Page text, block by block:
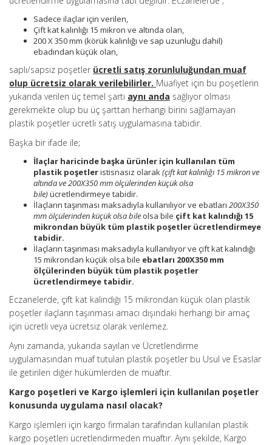
Sadece ilaçlar için verilen,
Çift kat kalınlığı 15 mikron ve altında olan,
200 X 350 mm (körük kalınlığı ve sap uzunluğu dahil)
ebadından küçük olan,
saplı/sapsız poşetler ücretli satış zorunluluğundan muaf
olup ücretsiz olarak verilebilirler. Muafiyet için bu poşetlerin
yukarıda verilen üç temel şartı aynı anda sağlıyor olması
gerekmekte olup bu üç şarttan herhangi birini sağlamayan
plastik poşetler ücretli satış uygulamasına tabidir.
Başka bir ifade ile;
İlaçlar haricinde başka ürünler için kullanılan tüm
plastik poşetleristisnasız olarak(çift kat kalınlığı 15 mikron ve
altında ve 200X350 mm ölçülerinden küçük olsa
bile)ücretlendirmeye tabidir.
İlaçların taşınması maksadıyla kullanılıyor ve ebatları 200X350
mm ölçülerinden küçük olsa bile olsa bile çift kat kalındığı 15
mikrondan büyük tüm plastik poşetler ücretlendirmeye
tabidir.
İlaçların taşınması maksadıyla kullanılıyor ve çift kat kalındığı
15 mikrondan küçük olsa bile ebatları 200X350 mm
ölçülerinden büyük tüm plastik poşetler
ücretlendirmeye tabidir.
Eczanelerde, çift kat kalındığı 15 mikrondan küçük olan plastik
poşetler ilaçların taşınması amacı dışındaki herhangi bir amaç
için ücretli veya ücretsiz olarak verilemez.
Aynı zamanda, yukarıda sayılan ve Ücretlendirme
uygulamasından muaf tutulan plastik poşetler bu Usul ve Esaslar
ile getirilen diğer hükümlerden de muaftır.
Kargo poşetleri ve Kargo işlemleri için kullanılan poşetler
konusunda uygulama nasıl olacak?
Kargo işlemleri için kargo firmaları tarafından kullanılan plastik
kargo poşetleri ücretlendirmeden muaftır. Aynı şekilde, Kargo